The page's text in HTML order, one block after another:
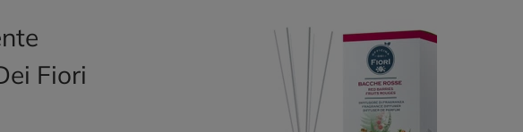
Fiori